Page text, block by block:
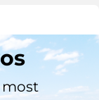
most